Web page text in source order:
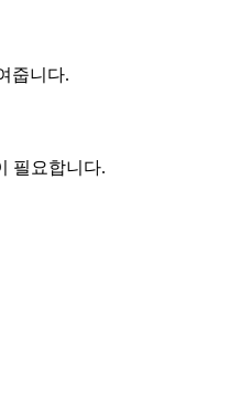
줍니다.
필요합니다.